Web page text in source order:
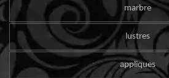
marbre
lustres
appliques